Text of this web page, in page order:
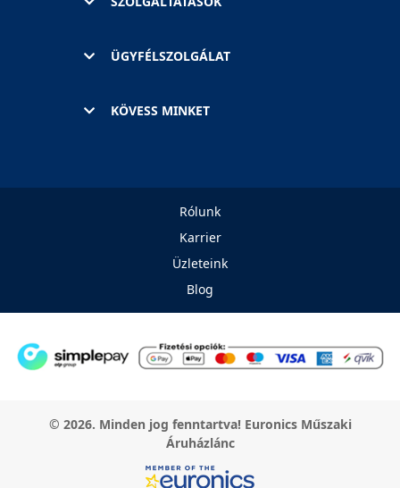
ÜGYFÉLSZOLGÁLAT
KÖVESS MINKET
Rólunk
Karrier
Üzleteink
Blog
© 2026. Minden jog fenntartva! Euronics Műszaki
Áruházlánc